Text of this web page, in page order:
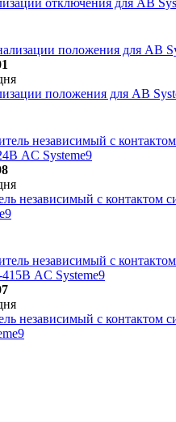
положения для АВ
независимый с контактом
независимый с контактом